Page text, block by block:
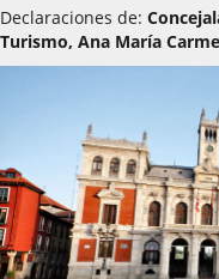
Declaraciones de:
Turismo, Ana María